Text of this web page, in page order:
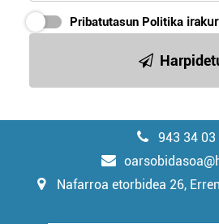
Pribatutasun Politika
943 34 03
Nafarroa etorbidea 26,